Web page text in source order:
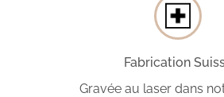
Fabrication
Gravée au laser dans